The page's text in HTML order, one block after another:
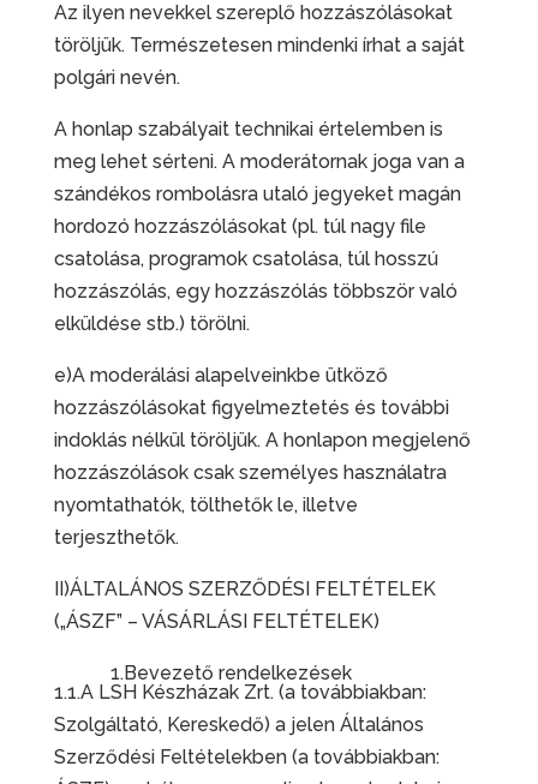
Az ilyen nevekkel szereplő hozzászólásokat
töröljük. Természetesen mindenki írhat a saját
polgári nevén.
A honlap szabályait technikai értelemben is
meg lehet sérteni. A moderátornak joga van a
szándékos rombolásra utaló jegyeket magán
hordozó hozzászólásokat (pl. túl nagy file
csatolása, programok csatolása, túl hosszú
hozzászólás, egy hozzászólás többször való
elküldése stb.) törölni.
e)A moderálási alapelveinkbe ütköző
hozzászólásokat figyelmeztetés és további
indoklás nélkül töröljük. A honlapon megjelenő
hozzászólások csak személyes használatra
nyomtathatók, tölthetők le, illetve
terjeszthetők.
II)ÁLTALÁNOS SZERZŐDÉSI FELTÉTELEK
(„ÁSZF” – VÁSÁRLÁSI FELTÉTELEK)
1.Bevezető rendelkezések
1.1.A LSH Készházak Zrt. (a továbbiakban:
Szolgáltató, Kereskedő) a jelen Általános
Szerződési Feltételekben (a továbbiakban: